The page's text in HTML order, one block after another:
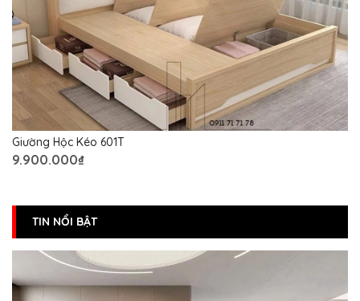
Giường Hộc Kéo 601T
9.900.000₫
TIN NỔI BẬT